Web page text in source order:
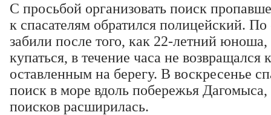
С просьбой организовать поиск
к спасателям обратился полицейский. По
забили после того, как 22-летний
купаться, в течение часа не
оставленным на берегу. В воскресенье
поиск в море вдоль побережья Дагомыса,
поисков расширилась.